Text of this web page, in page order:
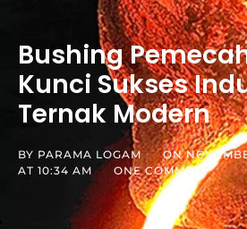
Bushing
Kunci Sukses
Ternak Modern
BY PARAMA LOGAM ON
AT 10:34 AM ONE COMMENT